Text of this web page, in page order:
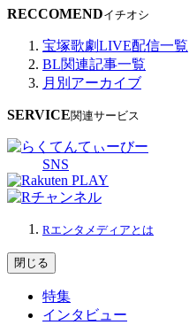
RECCOMENDイチオシ
宝塚歌劇LIVE配信一覧
BL関連記事一覧
月別アーカイブ
SERVICE関連サービス
SNS
Rエンタメディアとは
閉じる
特集
インタビュー